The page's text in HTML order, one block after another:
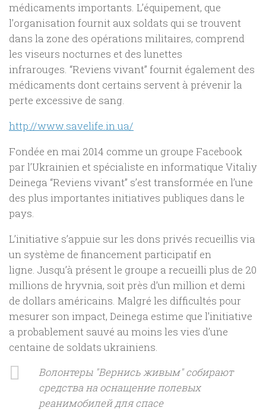
médicaments importants. L’équipement, que
l’organisation fournit aux soldats qui se trouvent
dans la zone des opérations militaires, comprend
les viseurs nocturnes et des lunettes
infrarouges. “Reviens vivant” fournit également des
médicaments dont certains servent à prévenir la
perte excessive de sang.
http://www.savelife.in.ua/
Fondée en mai 2014 comme un groupe Facebook
par l’Ukrainien et spécialiste en informatique Vitaliy
Deinega “Reviens vivant” s’est transformée en l’une
des plus importantes initiatives publiques dans le
pays.
L’initiative s’appuie sur les dons privés recueillis via
un système de financement participatif en
ligne. Jusqu’à présent le groupe a recueilli plus de 20
millions de hryvnia, soit près d’un million et demi
de dollars américains. Malgré les difficultés pour
mesurer son impact, Deinega estime que l’initiative
a probablement sauvé au moins les vies d’une
centaine de soldats ukrainiens.
Волонтеры "Вернись живым" собирают
средства на оснащение полевых
реанимобилей для спасе